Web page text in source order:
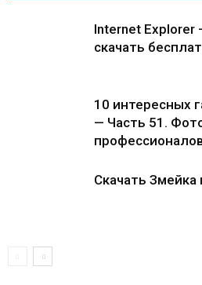
Internet Explorer
скачать
10 интересных
— Часть 51.
Скачать Змейка